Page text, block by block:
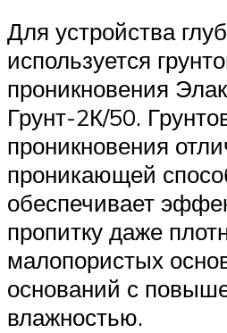
Для устройства
используется
проникновения
Грунт-2К/50.
проникновения
проникающей
обеспечивает
пропитку даже
малопористых
оснований с
влажностью.